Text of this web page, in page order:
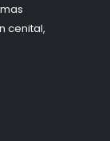
cenital,